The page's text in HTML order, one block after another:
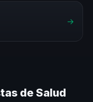
→
de Salud